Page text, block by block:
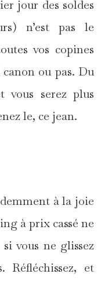
jour des soldes
n’est pas le
vos copines
ou pas. Du
serez plus
le, ce jean.
à la joie
à prix cassé ne
vous ne glissez
Réfléchissez, et